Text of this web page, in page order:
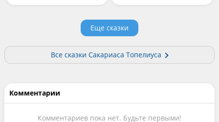
Еще сказки
Все сказки Сакариаса Топелиуса
Комментарии
Комментариев пока нет. Будьте первыми!